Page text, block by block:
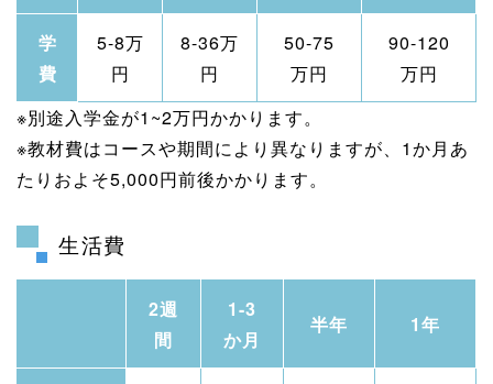
学
費
5-8万
円
8-36万
円
50-75
万円
90-120
万円
※別途入学金が1~2万円かかります。
※教材費はコースや期間により異なりますが、1か月あ
たりおよそ5,000円前後かかります。
生活費
2週
間
1-3
か月
半年 1年